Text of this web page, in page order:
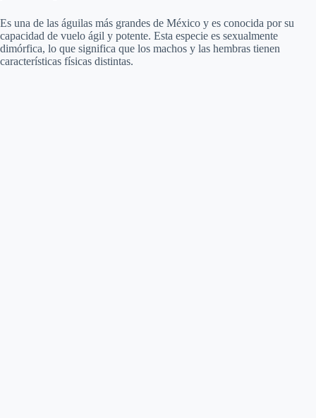
Es una de las águilas más grandes de México y es conocida por su
capacidad de vuelo ágil y potente. Esta especie es sexualmente
dimórfica, lo que significa que los machos y las hembras tienen
características físicas distintas.